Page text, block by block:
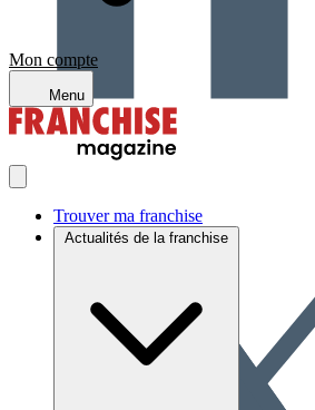
Mon compte
Menu
Trouver ma franchise
Actualités de la franchise